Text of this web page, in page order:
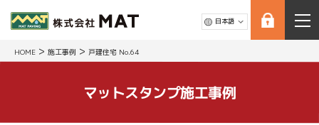
HOME > 施工事例 > 戸建住宅 No.64
マットスタンプ施工事例